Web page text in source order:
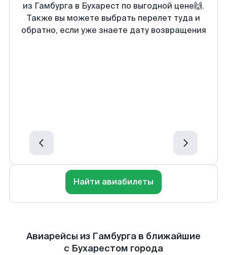
из Гамбурга в Бухарест по выгодной цене🙌.
Также вы можете выбрать перелет туда и
обратно, если уже знаете дату возвращения
Найти авиабилеты
Авиарейсы из Гамбурга в ближайшие
с Бухарестом города